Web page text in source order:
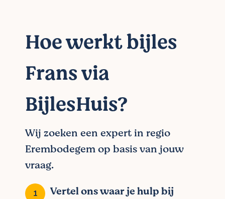
Hoe werkt bijles
Frans via
BijlesHuis?
Wij zoeken een expert in regio
Erembodegem op basis van jouw
vraag.
Vertel ons waar je hulp bij